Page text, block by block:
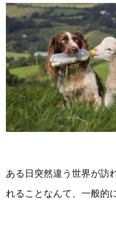
ある日突然違う世界が訪
れることなんて、一般的